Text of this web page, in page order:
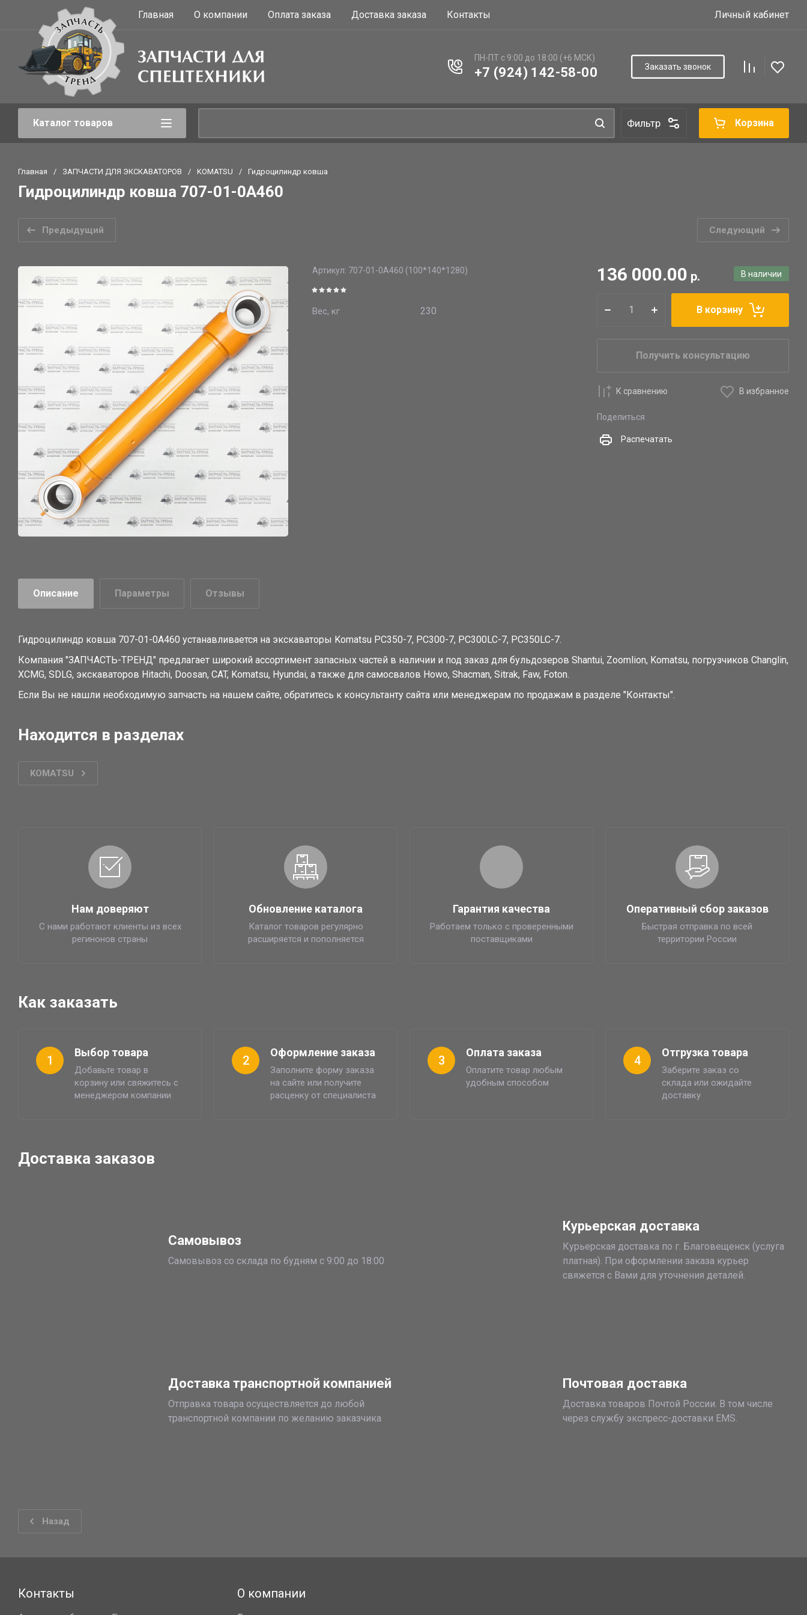
Главная О компании Оплата заказа Доставка заказа Контакты Личный кабинет
ПН-ПТ с 9:00 до 18:00 (+6 МСК)
+7 (924) 142-58-00 Заказать звонок
Каталог товаров Фильтр Корзина
Главная / ЗАПЧАСТИ ДЛЯ ЭКСКАВАТОРОВ / KOMATSU / Гидроцилиндр ковша
Гидроцилиндр ковша 707-01-0A460
Предыдущий Следующий
Артикул: 707-01-0A460 (100*140*1280)
Вес, кг 230
В наличии
136 000.00 р.
В корзину
Получить консультацию
К сравнению В избранное
Поделиться
Распечатать
Описание Параметры Отзывы
Гидроцилиндр ковша 707-01-0A460 устанавливается на экскаваторы Komatsu PC350-7, PC300-7, PC300LC-7, PC350LC-7.
Компания "ЗАПЧАСТЬ-ТРЕНД" предлагает широкий ассортимент запасных частей в наличии и под заказ для бульдозеров Shantui, Zoomlion, Komatsu, погрузчиков Changlin,
XCMG, SDLG, экскаваторов Hitachi, Doosan, CAT, Komatsu, Hyundai, а также для самосвалов Howo, Shacman, Sitrak, Faw, Foton.
Если Вы не нашли необходимую запчасть на нашем сайте, обратитесь к консультанту сайта или менеджерам по продажам в разделе "Контакты".
Находится в разделах
KOMATSU
Нам доверяют
С нами работают клиенты из всех
регинонов страны
Обновление каталога
Каталог товаров регулярно
расширяется и пополняется
Гарантия качества
Работаем только с проверенными
поставщиками
Оперативный сбор заказов
Быстрая отправка по всей
территории России
Как заказать
1
Выбор товара
Добавьте товар в
корзину или свяжитесь с
менеджером компании
2
Оформление заказа
Заполните форму заказа
на сайте или получите
расценку от специалиста
3
Оплата заказа
Оплатите товар любым
удобным способом
4
Отгрузка товара
Заберите заказ со
склада или ожидайте
доставку
Доставка заказов
Самовывоз
Самовывоз со склада по будням с 9:00 до 18:00
Курьерская доставка
Курьерская доставка по г. Благовещенск (услуга
платная). При оформлении заказа курьер
свяжется с Вами для уточнения деталей.
Доставка транспортной компанией
Отправка товара осуществляется до любой
транспортной компании по желанию заказчика
Почтовая доставка
Доставка товаров Почтой России. В том числе
через службу экспресс-доставки EMS.
Назад
Контакты О компании